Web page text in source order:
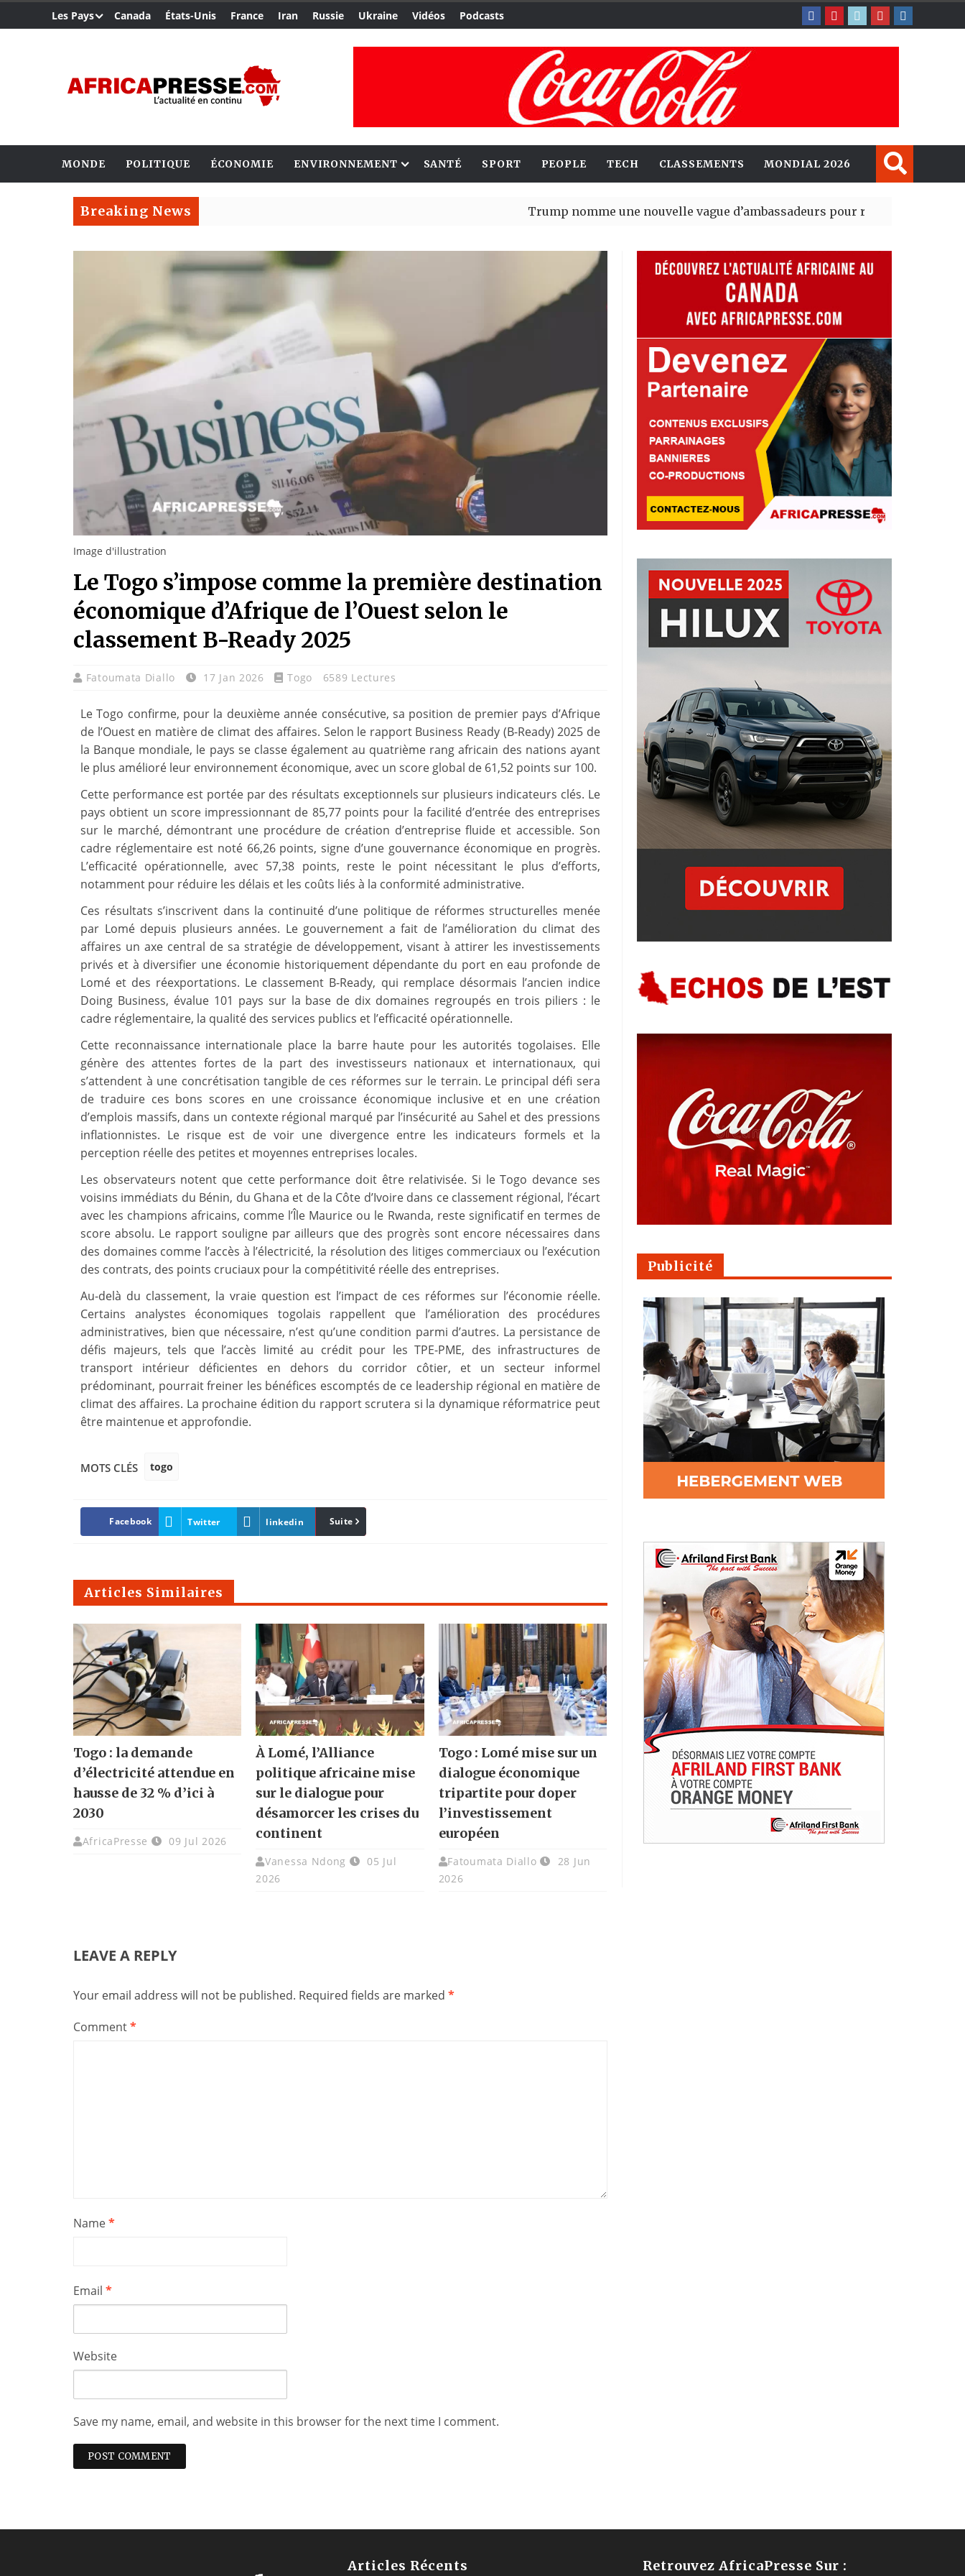
Les Pays Canada États-Unis France Iran Russie Ukraine Vidéos Podcasts
MONDE POLITIQUE ÉCONOMIE ENVIRONNEMENT SANTÉ SPORT PEOPLE TECH CLASSEMENTS MONDIAL 2026
Breaking News Trump nomme une nouvelle vague d’ambassadeurs pour renforcer la présence
Image d'illustration
Le Togo s’impose comme la première destination
économique d’Afrique de l’Ouest selon le
classement B-Ready 2025
Fatoumata Diallo 17 Jan 2026 Togo 6589 Lectures
Le Togo confirme, pour la deuxième année consécutive, sa position de premier pays d’Afrique
de l’Ouest en matière de climat des affaires. Selon le rapport Business Ready (B-Ready) 2025 de
la Banque mondiale, le pays se classe également au quatrième rang africain des nations ayant
le plus amélioré leur environnement économique, avec un score global de 61,52 points sur 100.
Cette performance est portée par des résultats exceptionnels sur plusieurs indicateurs clés. Le
pays obtient un score impressionnant de 85,77 points pour la facilité d’entrée des entreprises
sur le marché, démontrant une procédure de création d’entreprise fluide et accessible. Son
cadre réglementaire est noté 66,26 points, signe d’une gouvernance économique en progrès.
L’efficacité opérationnelle, avec 57,38 points, reste le point nécessitant le plus d’efforts,
notamment pour réduire les délais et les coûts liés à la conformité administrative.
Ces résultats s’inscrivent dans la continuité d’une politique de réformes structurelles menée
par Lomé depuis plusieurs années. Le gouvernement a fait de l’amélioration du climat des
affaires un axe central de sa stratégie de développement, visant à attirer les investissements
privés et à diversifier une économie historiquement dépendante du port en eau profonde de
Lomé et des réexportations. Le classement B-Ready, qui remplace désormais l’ancien indice
Doing Business, évalue 101 pays sur la base de dix domaines regroupés en trois piliers : le
cadre réglementaire, la qualité des services publics et l’efficacité opérationnelle.
Cette reconnaissance internationale place la barre haute pour les autorités togolaises. Elle
génère des attentes fortes de la part des investisseurs nationaux et internationaux, qui
s’attendent à une concrétisation tangible de ces réformes sur le terrain. Le principal défi sera
de traduire ces bons scores en une croissance économique inclusive et en une création
d’emplois massifs, dans un contexte régional marqué par l’insécurité au Sahel et des pressions
inflationnistes. Le risque est de voir une divergence entre les indicateurs formels et la
perception réelle des petites et moyennes entreprises locales.
Les observateurs notent que cette performance doit être relativisée. Si le Togo devance ses
voisins immédiats du Bénin, du Ghana et de la Côte d’Ivoire dans ce classement régional, l’écart
avec les champions africains, comme l’Île Maurice ou le Rwanda, reste significatif en termes de
score absolu. Le rapport souligne par ailleurs que des progrès sont encore nécessaires dans
des domaines comme l’accès à l’électricité, la résolution des litiges commerciaux ou l’exécution
des contrats, des points cruciaux pour la compétitivité réelle des entreprises.
Au-delà du classement, la vraie question est l’impact de ces réformes sur l’économie réelle.
Certains analystes économiques togolais rappellent que l’amélioration des procédures
administratives, bien que nécessaire, n’est qu’une condition parmi d’autres. La persistance de
défis majeurs, tels que l’accès limité au crédit pour les TPE-PME, des infrastructures de
transport intérieur déficientes en dehors du corridor côtier, et un secteur informel
prédominant, pourrait freiner les bénéfices escomptés de ce leadership régional en matière de
climat des affaires. La prochaine édition du rapport scrutera si la dynamique réformatrice peut
être maintenue et approfondie.
MOTS CLÉS togo
Facebook Twitter linkedin Pinterest
Suite
Articles Similaires
Togo : la demande
d’électricité attendue en
hausse de 32 % d’ici à
2030
AfricaPresse 09 Jul 2026
À Lomé, l’Alliance
politique africaine mise
sur le dialogue pour
désamorcer les crises du
continent
Vanessa Ndong
05 Jul
2026
Togo : Lomé mise sur un
dialogue économique
tripartite pour doper
l’investissement
européen
Fatoumata Diallo
28 Jun
2026
LEAVE A REPLY
Your email address will not be published. Required fields are marked *
Comment*
Name*
Email *
Website
Save my name, email, and website in this browser for the next time I comment.
Publicité
Articles Récents Retrouvez AfricaPresse Sur :